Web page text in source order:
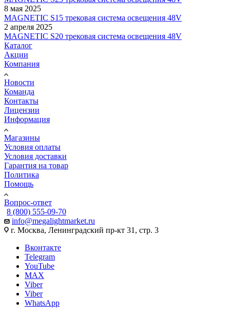
8 мая 2025
MAGNETIC S15 трековая система освещения 48V
2 апреля 2025
MAGNETIC S20 трековая система освещения 48V
Каталог
Акции
Компания
Новости
Команда
Контакты
Лицензии
Информация
Магазины
Условия оплаты
Условия доставки
Гарантия на товар
Политика
Помощь
Вопрос-ответ
8 (800) 555-09-70
info@megalightmarket.ru
г. Москва, Ленинградский пр-кт 31, стр. 3
Вконтакте
Telegram
YouTube
MAX
Viber
Viber
WhatsApp